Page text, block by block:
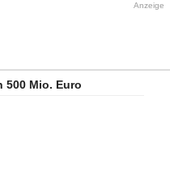
Anzeige
500 Mio. Euro